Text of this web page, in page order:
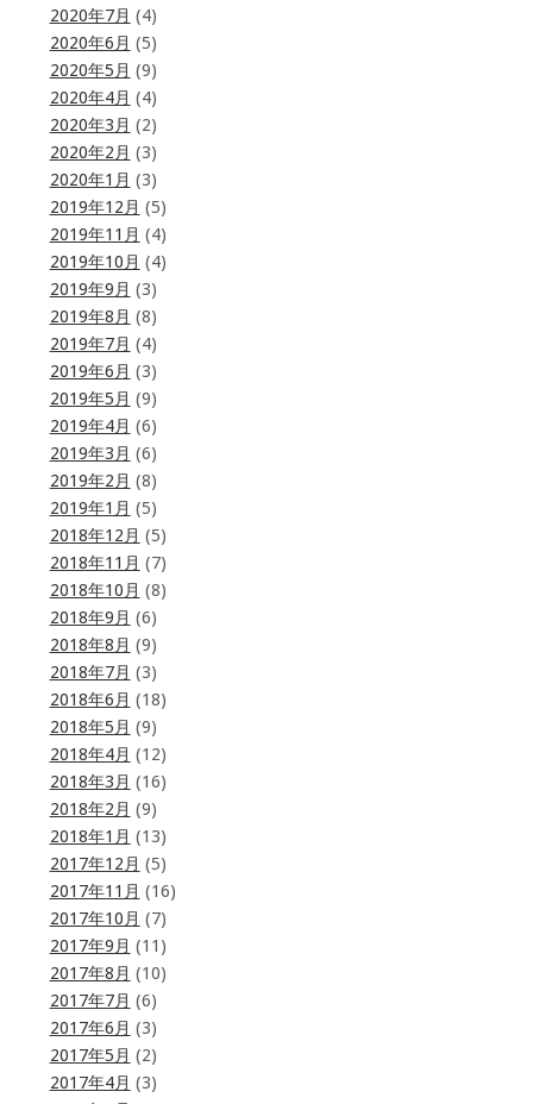
2020年7月 (4)
2020年6月 (5)
2020年5月 (9)
2020年4月 (4)
2020年3月 (2)
2020年2月 (3)
2020年1月 (3)
2019年12月 (5)
2019年11月 (4)
2019年10月 (4)
2019年9月 (3)
2019年8月 (8)
2019年7月 (4)
2019年6月 (3)
2019年5月 (9)
2019年4月 (6)
2019年3月 (6)
2019年2月 (8)
2019年1月 (5)
2018年12月 (5)
2018年11月 (7)
2018年10月 (8)
2018年9月 (6)
2018年8月 (9)
2018年7月 (3)
2018年6月 (18)
2018年5月 (9)
2018年4月 (12)
2018年3月 (16)
2018年2月 (9)
2018年1月 (13)
2017年12月 (5)
2017年11月 (16)
2017年10月 (7)
2017年9月 (11)
2017年8月 (10)
2017年7月 (6)
2017年6月 (3)
2017年5月 (2)
2017年4月 (3)